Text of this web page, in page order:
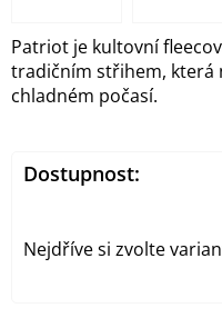
Patriot je kultovní
tradičním střihem, která
chladném počasí.
Dostupnost:
Nejdříve si zvolte